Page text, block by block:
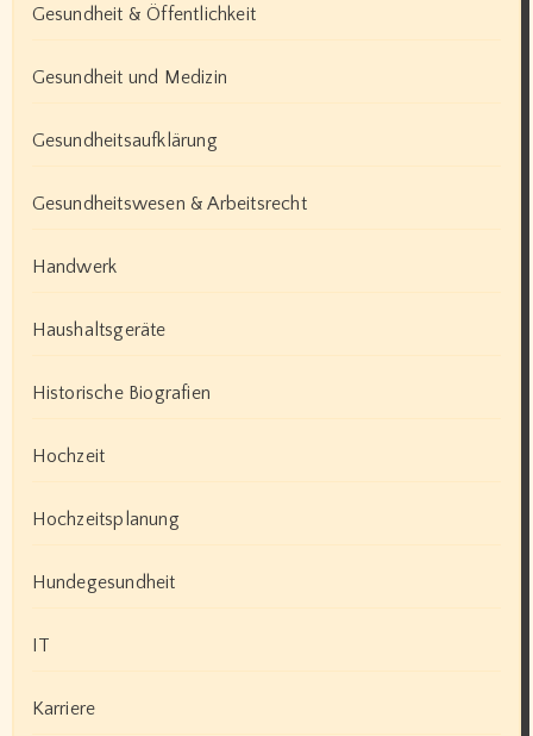
Gesundheit & Öffentlichkeit
Gesundheit und Medizin
Gesundheitsaufklärung
Gesundheitswesen & Arbeitsrecht
Handwerk
Haushaltsgeräte
Historische Biografien
Hochzeit
Hochzeitsplanung
Hundegesundheit
IT
Karriere